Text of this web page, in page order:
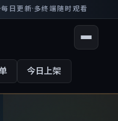
·每日更新· 多终端随时观看
今日上架